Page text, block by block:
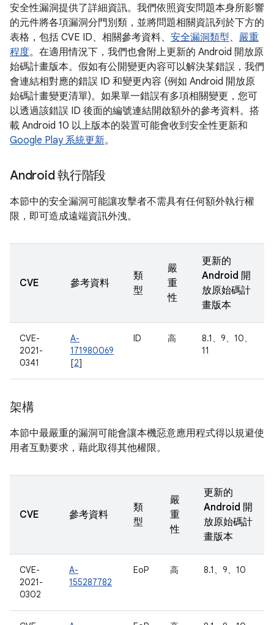
安全性漏洞提供了詳細資訊。我們依照資安問題本身所影響
的元件將各項漏洞分門別類，並將問題相關資訊列於下方的
表格，包括 CVE ID、相關參考資料、 安全漏洞類型、 嚴重
程度。在適用情況下，我們也會附上更新的 Android 開放原
始碼計畫版本。假如有公開變更內容可以解決某錯誤，我們
會連結相對應的錯誤 ID 和變更內容 (例如 Android 開放原
始碼計畫變更清單)。如果單一錯誤有多項相關變更，您可
以透過該錯誤 ID 後面的編號連結開啟額外的參考資料。搭
載 Android 10 以上版本的裝置可能會收到安全性更新和
Google Play 系統更新。
Android 執行階段
本節中的安全漏洞可能讓攻擊者不需具有任何額外執行權
限，即可造成遠端資訊外洩。
CVE 參考資料
類
型
嚴
重
性
更新的
Android 開
放原始碼計
畫版本
CVE-
2021-
0341
A-
171980069
[2]
ID 高
8.1、9、10、
11
架構
本節中最嚴重的漏洞可能會讓本機惡意應用程式得以規避使
用者互動要求，藉此取得其他權限。
CVE 參考資料
類
型
嚴
重
性
更新的
Android 開
放原始碼計
畫版本
CVE-
2021-
0302
A-
155287782
EoP 高 8.1、9、10